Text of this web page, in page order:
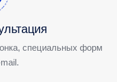
специальных форм